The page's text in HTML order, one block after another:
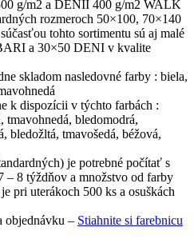
g/m2 a DENII 400 g/m2 WALK
rozmeroch 50×100, 70×140
tohto sortimentu sú aj malé
a 30×50 DENI v kvalite
skladom nasledovné farby : biela,
k dispozícii v týchto farbách :
tmavohnedá, bledomodrá,
bledožltá, tmavošedá, béžová,
je potrebné počítať s
– 8 týždňov a množstvo od farby
pri uterákoch 500 ks a osuškách
objednávku – Stiahnite si farebnicu